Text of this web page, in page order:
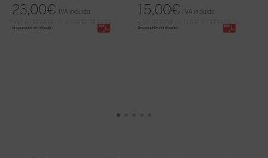
23,00€ IVA incluido
disponible en ebook:
15,00€ IVA incluido
disponible en ebook: